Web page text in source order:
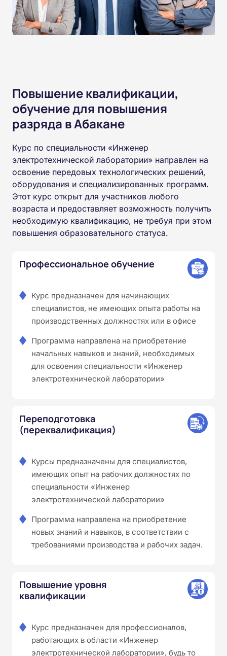
Повышение квалификации,
обучение для повышения
разряда в Абакане
Курс по специальности «Инженер
электротехнической лаборатории» направлен на
освоение передовых технологических решений,
оборудования и специализированных программ.
Этот курс открыт для участников любого
возраста и предоставляет возможность получить
необходимую квалификацию, не требуя при этом
повышения образовательного статуса.
Профессиональное обучение
Курс предназначен для начинающих
специалистов, не имеющих опыта работы на
производственных должностях или в офисе
Программа направлена на приобретение
начальных навыков и знаний, необходимых
для освоения специальности «Инженер
электротехнической лаборатории»
Переподготовка
(переквалификация)
Курсы предназначены для специалистов,
имеющих опыт на рабочих должностях по
специальности «Инженер
электротехнической лаборатории»
Программа направлена на приобретение
новых знаний и навыков, в соответствии с
требованиями производства и рабочих задач.
Повышение уровня
квалификации
Курс предназначен для профессионалов,
работающих в области «Инженер
электротехнической лаборатории», будь то